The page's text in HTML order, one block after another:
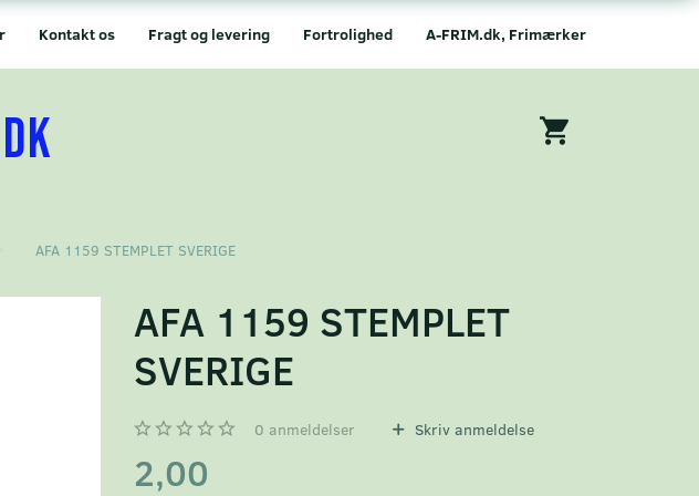
A-FRIM.dk, Frimærker
Fortrolighed
Fragt og levering
Kontakt os
AFA 1159 STEMPLET SVERIGE
AFA 1159 STEMPLET
SVERIGE
0 anmeldelser Skriv anmeldelse
2,00